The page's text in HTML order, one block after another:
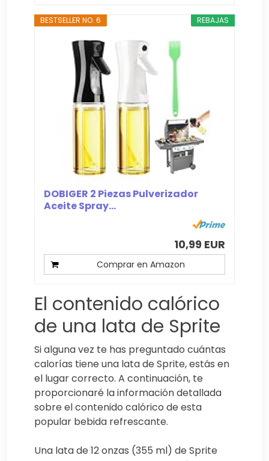
REBAJAS
BESTSELLER NO. 6
DOBIGER 2 Piezas Pulverizador
Aceite Spray...
10,99 EUR
Comprar en Amazon
El contenido calórico
de una lata de Sprite
Si alguna vez te has preguntado cuántas
calorías tiene una lata de Sprite, estás en
el lugar correcto. A continuación, te
proporcionaré la información detallada
sobre el contenido calórico de esta
popular bebida refrescante.
Una lata de 12 onzas (355 ml) de Sprite